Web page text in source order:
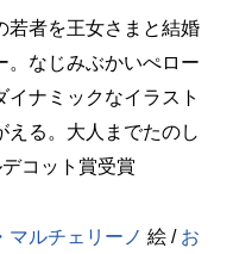
若者を王女さまと結婚
。なじみぶかいぺロー
ナミックなイラスト
える。大人までたのし
コット賞受賞
マルチェリーノ 絵 / お